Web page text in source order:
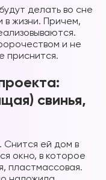
делать во сне
в жизни. Причем,
и не
приснится.
свинья,
Снится ей дом в
окно, в которое
пластмассовая.